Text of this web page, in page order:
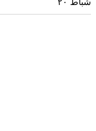
شباط ٢٠